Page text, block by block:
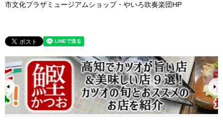
市文化プラザミュージアムショップ・やいろ吹奏楽団HP